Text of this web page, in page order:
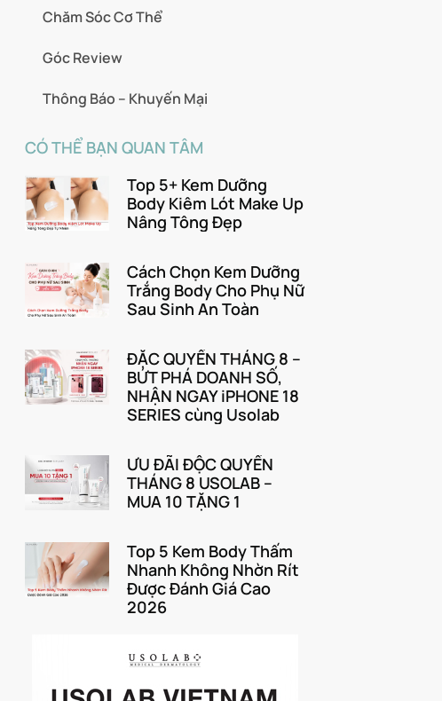
Chăm Sóc Cơ Thể
Góc Review
Thông Báo – Khuyến Mại
CÓ THỂ BẠN QUAN TÂM
Top 5+ Kem Dưỡng
Body Kiêm Lót Make Up
Nâng Tông Đẹp
Cách Chọn Kem Dưỡng
Trắng Body Cho Phụ Nữ
Sau Sinh An Toàn
ĐẶC QUYỀN THÁNG 8 –
BỨT PHÁ DOANH SỐ,
NHẬN NGAY iPHONE 18
SERIES cùng Usolab
ƯU ĐÃI ĐỘC QUYỀN
THÁNG 8 USOLAB –
MUA 10 TẶNG 1
Top 5 Kem Body Thấm
Nhanh Không Nhờn Rít
Được Đánh Giá Cao
2026